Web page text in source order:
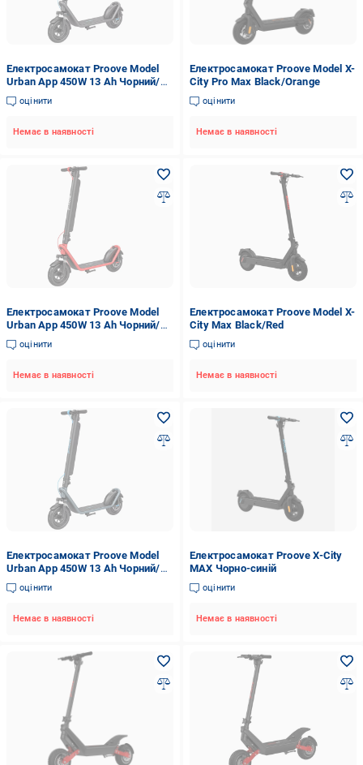
Електросамокат Proove Model
Urban App 450W 13 Ah Чорний/
Сірий (29876096)
оцінити
Немає в наявності
Електросамокат Proove Model X-
City Pro Max Black/Orange
оцінити
Немає в наявності
Електросамокат Proove Model
Urban App 450W 13 Ah Чорний/
Червоний (27457095)
оцінити
Немає в наявності
Електросамокат Proove Model X-
City Max Black/Red
оцінити
Немає в наявності
Електросамокат Proove Model
Urban App 450W 13 Ah Чорний/
Блакитний (29875768)
оцінити
Немає в наявності
Електросамокат Proove X-City
MAX Чорно-синій
оцінити
Немає в наявності